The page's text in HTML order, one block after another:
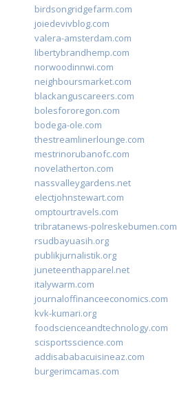
birdsongridgefarm.com
joiedevivblog.com
valera-amsterdam.com
libertybrandhemp.com
norwoodinnwi.com
neighboursmarket.com
blackanguscareers.com
bolesfororegon.com
bodega-ole.com
thestreamlinerlounge.com
mestrinorubanofc.com
novelatherton.com
nassvalleygardens.net
electjohnstewart.com
omptourtravels.com
tribratanews-polreskebumen.com
rsudbayuasih.org
publikjurnalistik.org
juneteenthapparel.net
italywarm.com
journaloffinanceeconomics.com
kvk-kumari.org
foodscienceandtechnology.com
scisportsscience.com
addisababacuisineaz.com
burgerimcamas.com